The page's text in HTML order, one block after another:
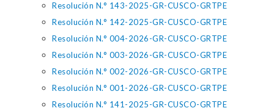
Resolución N.° 143-2025-GR-CUSCO-GRTPE
Resolución N.° 142-2025-GR-CUSCO-GRTPE
Resolución N.° 004-2026-GR-CUSCO-GRTPE
Resolución N.° 003-2026-GR-CUSCO-GRTPE
Resolución N.° 002-2026-GR-CUSCO-GRTPE
Resolución N.° 001-2026-GR-CUSCO-GRTPE
Resolución N.° 141-2025-GR-CUSCO-GRTPE